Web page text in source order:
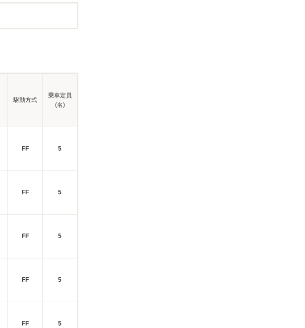
駆動方式
乗車定員
(名)
FF 5
FF 5
FF 5
FF 5
FF 5